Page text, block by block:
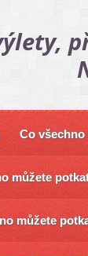
Co všechno
můžete
můžete